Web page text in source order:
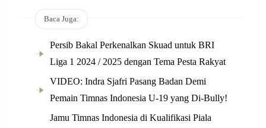
Baca Juga:
Persib Bakal Perkenalkan Skuad untuk BRI
Liga 1 2024 / 2025 dengan Tema Pesta Rakyat
VIDEO: Indra Sjafri Pasang Badan Demi
Pemain Timnas Indonesia U-19 yang Di-Bully!
Jamu Timnas Indonesia di Kualifikasi Piala